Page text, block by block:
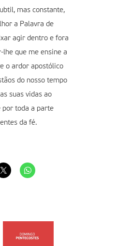
mas constante,
a Palavra de
agir dentro e fora
lhe que me ensine a
o ardor apostólico
do nosso tempo
suas vidas ao
por toda a parte
da fé.